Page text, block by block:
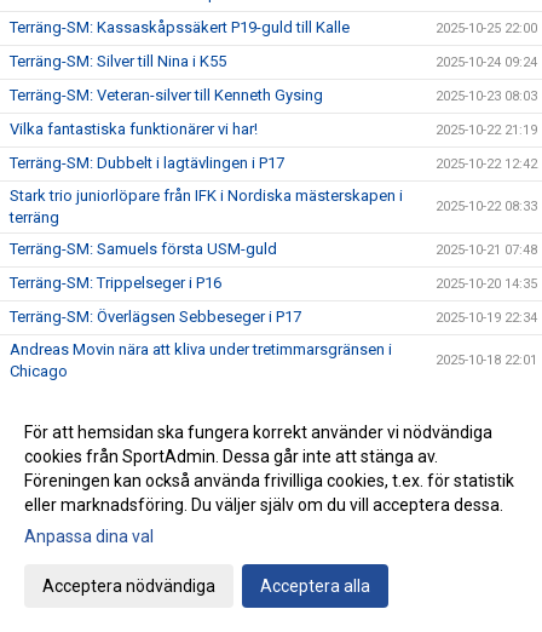
Terräng-SM: Kassaskåpssäkert P19-guld till Kalle 2025-10-25 22:00
Terräng-SM: Silver till Nina i K55 2025-10-24 09:24
Terräng-SM: Veteran-silver till Kenneth Gysing 2025-10-23 08:03
Vilka fantastiska funktionärer vi har! 2025-10-22 21:19
Terräng-SM: Dubbelt i lagtävlingen i P17 2025-10-22 12:42
Stark trio juniorlöpare från IFK i Nordiska mästerskapen i
terräng
2025-10-22 08:33
Terräng-SM: Samuels första USM-guld 2025-10-21 07:48
Terräng-SM: Trippelseger i P16 2025-10-20 14:35
Terräng-SM: Överlägsen Sebbeseger i P17 2025-10-19 22:34
Andreas Movin nära att kliva under tretimmarsgränsen i
Chicago
2025-10-18 22:01
Bästa stafettiden på 2000-talet – och det med två IFKare i
laget
2025-10-17 18:12
Trippelpers av Anton i vår kastmångkamp 2025-10-16 14:32
Årets medlemsdag genomförd Lördagen den 11:e oktober
För att hemsidan ska fungera korrekt använder vi nödvändiga
cookies från SportAdmin. Dessa går inte att stänga av.
Föreningen kan också använda frivilliga cookies, t.ex. för statistik
eller marknadsföring. Du väljer själv om du vill acceptera dessa.
Anpassa dina val
Acceptera nödvändiga Acceptera alla